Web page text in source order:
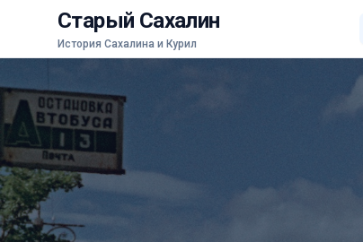
Старый Сахалин
История Сахалина и Курил